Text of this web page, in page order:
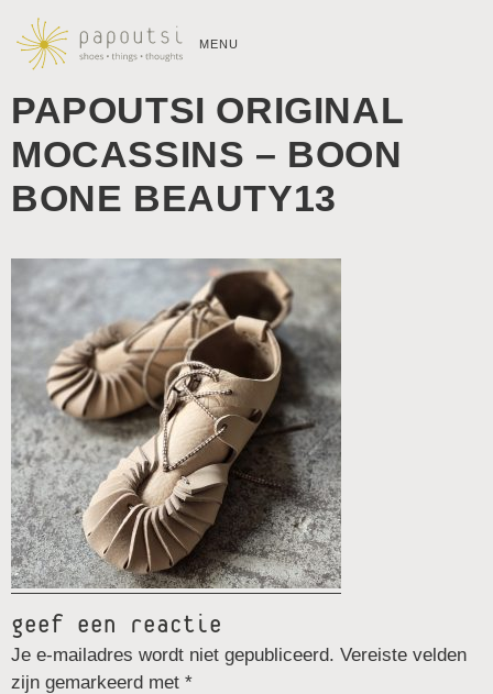
MENU
PAPOUTSI ORIGINAL
MOCASSINS – BOON
BONE BEAUTY13
geef een reactie
Je e-mailadres wordt niet gepubliceerd. Vereiste velden
zijn gemarkeerd met *